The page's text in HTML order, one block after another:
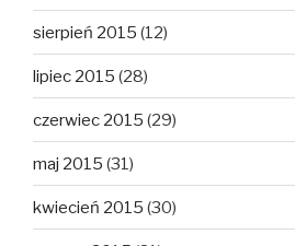
sierpień 2015 (12)
lipiec 2015 (28)
czerwiec 2015 (29)
maj 2015 (31)
kwiecień 2015 (30)